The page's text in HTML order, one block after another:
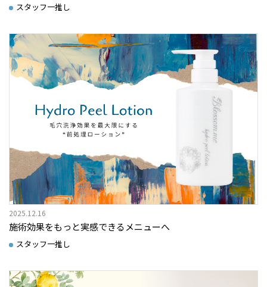
スタッフ一推し
2025.12.16
施術効果をもっと実感できるメニューへ
スタッフ一推し